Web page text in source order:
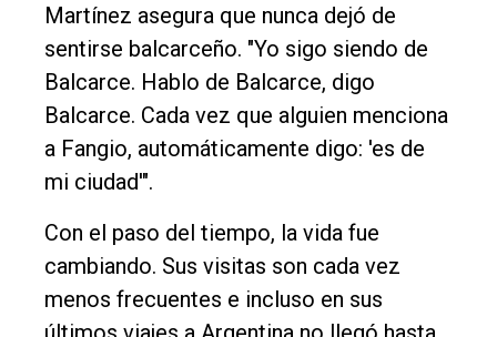
Martínez asegura que nunca dejó de
sentirse balcarceño. "Yo sigo siendo de
Balcarce. Hablo de Balcarce, digo
Balcarce. Cada vez que alguien menciona
a Fangio, automáticamente digo: 'es de
mi ciudad'".
Con el paso del tiempo, la vida fue
cambiando. Sus visitas son cada vez
menos frecuentes e incluso en sus